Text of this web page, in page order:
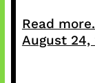
Read
August 24,